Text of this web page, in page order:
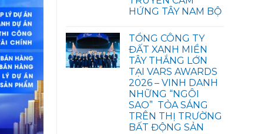
HỨNG TÂY NAM BỘ
TỔNG CÔNG TY
ĐẤT XANH MIỀN
TÂY THẮNG LỚN
TẠI VARS AWARDS
2026 – VINH DANH
NHỮNG “NGÔI
SAO” TỎA SÁNG
TRÊN THỊ TRƯỜNG
BẤT ĐỘNG SẢN